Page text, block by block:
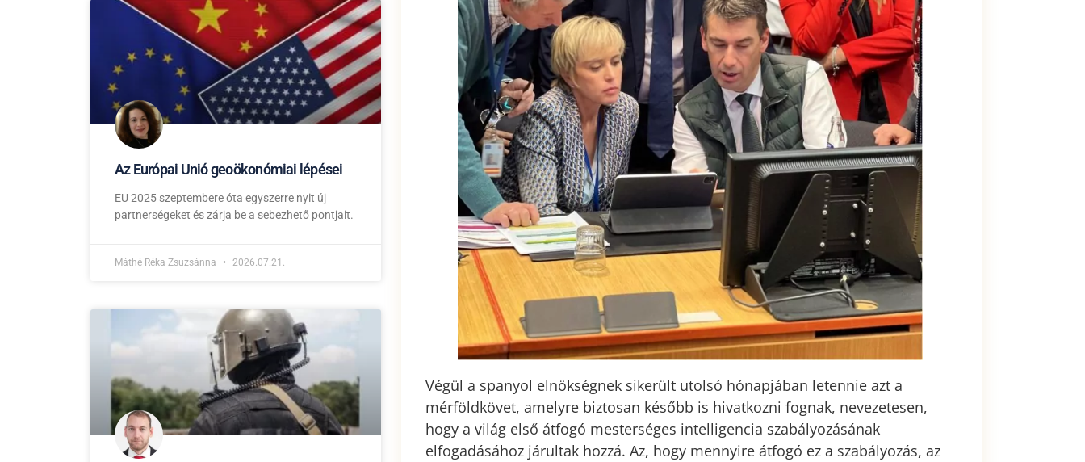
Az Európai Unió geoökonómiai lépései
EU 2025 szeptembere óta egyszerre nyit új
partnerségeket és zárja be a sebezhető pontjait.
Máthé Réka Zsuzsánna 2026.07.21.
Végül a spanyol elnökségnek sikerült utolsó hónapjában letennie azt a
mérföldkövet, amelyre biztosan később is hivatkozni fognak, nevezetesen,
hogy a világ első átfogó mesterséges intelligencia szabályozásának
elfogadásához járultak hozzá. Az, hogy mennyire átfogó ez a szabályozás, az